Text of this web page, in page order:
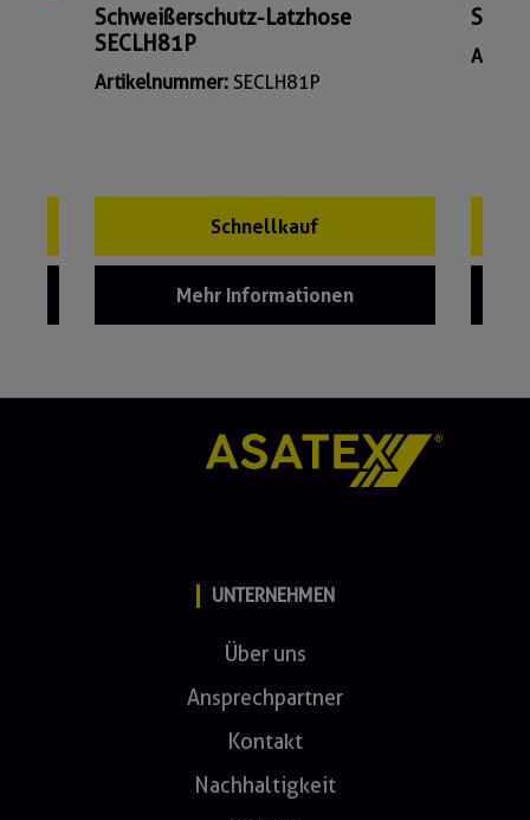
Schweißerschutz-Latzhose
SECLH81P
Artikelnummer: SECLH81P
Schnellkauf
Mehr Informationen
UNTERNEHMEN
Über uns
Ansprechpartner
Kontakt
Nachhaltigkeit